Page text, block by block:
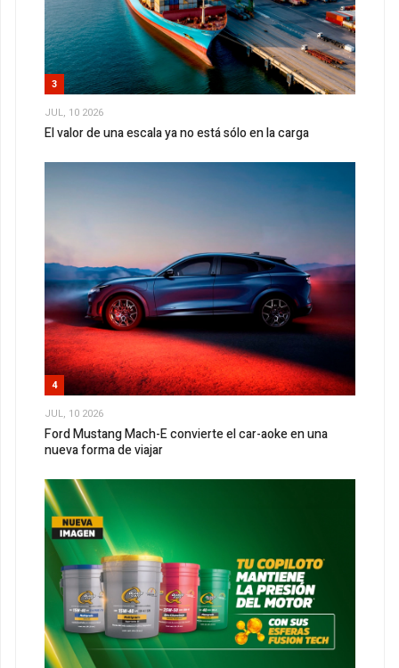
3
JUL, 10 2026
El valor de una escala ya no está sólo en la carga
4
JUL, 10 2026
Ford Mustang Mach-E convierte el car-aoke en una
nueva forma de viajar